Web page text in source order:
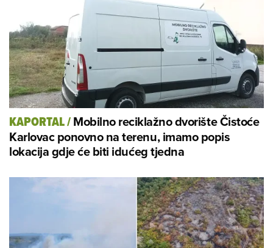
KAPORTAL/Mobilno reciklažno dvorište Čistoće
Karlovac ponovno na terenu, imamo popis
lokacija gdje će biti idućeg tjedna